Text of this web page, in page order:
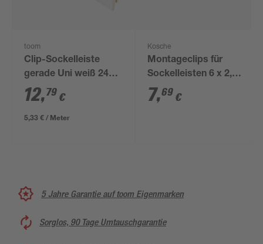
toom
Clip-Sockelleiste
gerade Uni weiß 2400
x 58 x 16 mm
12,79 €
5,33 € / Meter
Kosche
Montageclips für
Sockelleisten 6 x 2,1
cm, 20 Stück
7,69 €
5 Jahre Garantie auf toom Eigenmarken
Sorglos, 90 Tage Umtauschgarantie